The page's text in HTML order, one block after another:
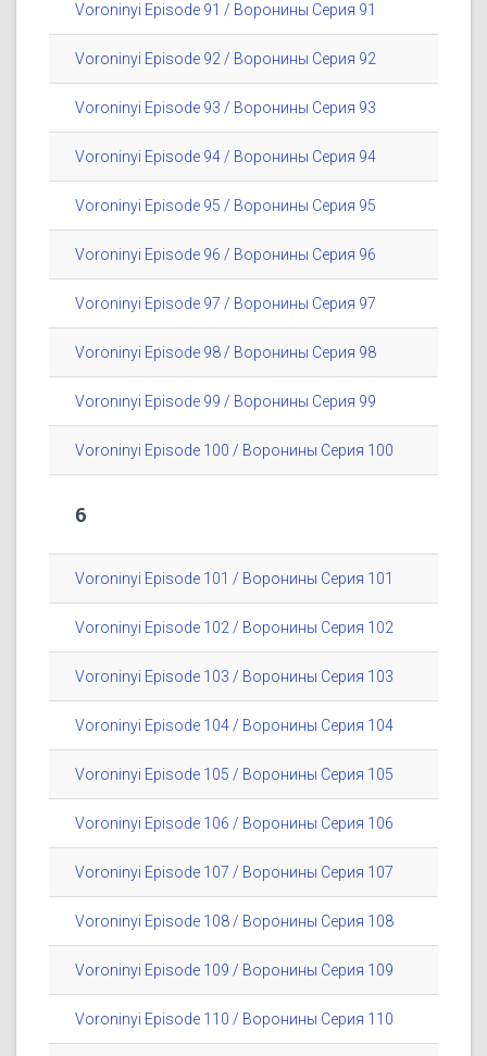
Voroninyi Episode 91 / Воронины Серия 91
Voroninyi Episode 92 / Воронины Серия 92
Voroninyi Episode 93 / Воронины Серия 93
Voroninyi Episode 94 / Воронины Серия 94
Voroninyi Episode 95 / Воронины Серия 95
Voroninyi Episode 96 / Воронины Серия 96
Voroninyi Episode 97 / Воронины Серия 97
Voroninyi Episode 98 / Воронины Серия 98
Voroninyi Episode 99 / Воронины Серия 99
Voroninyi Episode 100 / Воронины Серия 100
6
Voroninyi Episode 101 / Воронины Серия 101
Voroninyi Episode 102 / Воронины Серия 102
Voroninyi Episode 103 / Воронины Серия 103
Voroninyi Episode 104 / Воронины Серия 104
Voroninyi Episode 105 / Воронины Серия 105
Voroninyi Episode 106 / Воронины Серия 106
Voroninyi Episode 107 / Воронины Серия 107
Voroninyi Episode 108 / Воронины Серия 108
Voroninyi Episode 109 / Воронины Серия 109
Voroninyi Episode 110 / Воронины Серия 110